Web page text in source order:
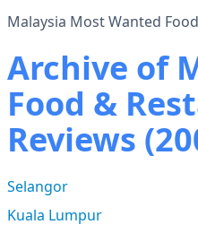
Malaysia Most Wanted Food
Archive of
Food &
Reviews
Selangor
Kuala Lumpur